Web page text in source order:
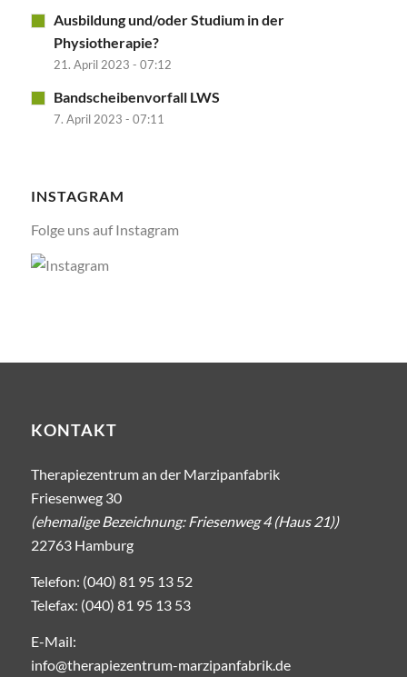
Ausbildung und/oder Studium in der
Physiotherapie?
21. April 2023 - 07:12
Bandscheibenvorfall LWS
7. April 2023 - 07:11
INSTAGRAM
Folge uns auf Instagram
KONTAKT
Therapiezentrum an der Marzipanfabrik
Friesenweg 30
(ehemalige Bezeichnung: Friesenweg 4 (Haus 21))
22763 Hamburg
Telefon: (040) 81 95 13 52
Telefax: (040) 81 95 13 53
E-Mail:
info@therapiezentrum-marzipanfabrik.de